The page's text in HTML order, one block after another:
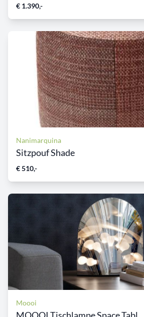
€ 1.390,-
Nanimarquina
Sitzpouf Shade
€ 510,-
Moooi